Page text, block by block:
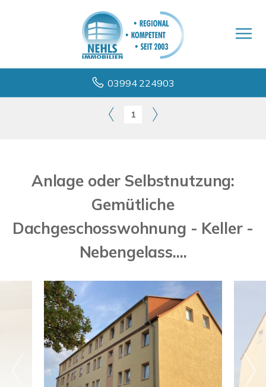
03994 224903
1
Anlage oder Selbstnutzung:
Gemütliche
Dachgeschosswohnung - Keller -
Nebengelass....